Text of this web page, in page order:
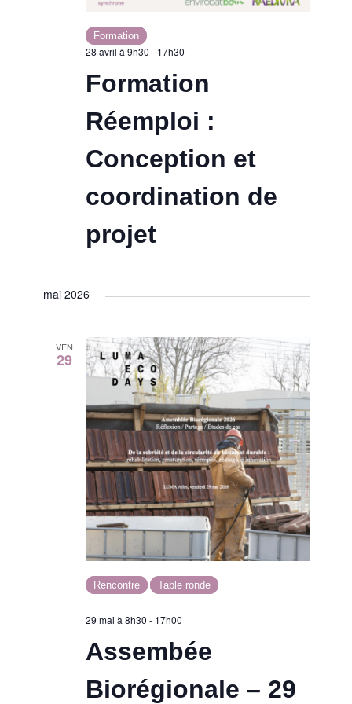
Formation
Réemploi :
Conception et
coordination de
projet
28 avril à 9h30 - 17h30
Formation
mai 2026
VEN
29
Assembée
Biorégionale – 29
29 mai à 8h30 - 17h00
Rencontre Table ronde